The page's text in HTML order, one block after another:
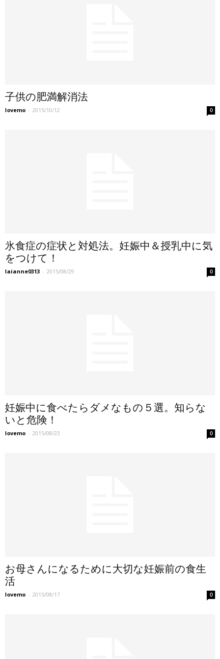
子供の肥満解消法
lovemo - 2015/10/12 0
氷食症の症状と対処法。妊娠中＆授乳中に気
をつけて！
laianne0313 - 2015/08/29 0
妊娠中に食べたらダメなもの５選。知らな
いと危険！
lovemo - 2015/08/23 0
お母さんになるために大切な妊娠前の食生
活
lovemo - 2015/08/17 0